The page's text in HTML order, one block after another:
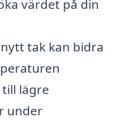
värdet på din
tak kan bidra
lägre
under